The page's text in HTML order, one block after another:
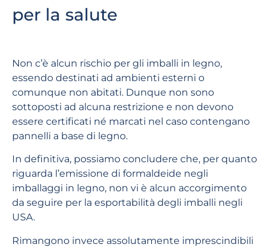
per la salute
Non c’è alcun rischio per gli imballi in legno,
essendo destinati ad ambienti esterni o
comunque non abitati. Dunque non sono
sottoposti ad alcuna restrizione e non devono
essere certificati né marcati nel caso contengano
pannelli a base di legno.
In definitiva, possiamo concludere che, per quanto
riguarda l’emissione di formaldeide negli
imballaggi in legno, non vi è alcun accorgimento
da seguire per la esportabilità degli imballi negli
USA.
Rimangono invece assolutamente imprescindibili